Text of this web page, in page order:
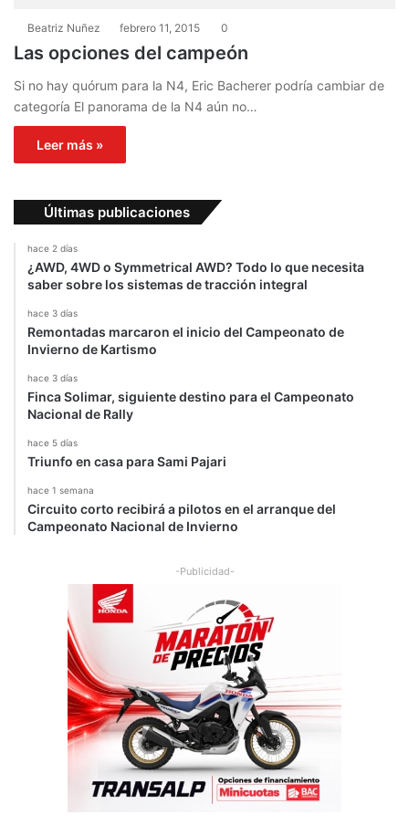
Beatriz Nuñez febrero 11, 2015 0
Las opciones del campeón
Si no hay quórum para la N4, Eric Bacherer podría cambiar de
categoría El panorama de la N4 aún no…
Leer más »
Últimas publicaciones
hace 2 días
¿AWD, 4WD o Symmetrical AWD? Todo lo que necesita
saber sobre los sistemas de tracción integral
hace 3 días
Remontadas marcaron el inicio del Campeonato de
Invierno de Kartismo
hace 3 días
Finca Solimar, siguiente destino para el Campeonato
Nacional de Rally
hace 5 días
Triunfo en casa para Sami Pajari
hace 1 semana
Circuito corto recibirá a pilotos en el arranque del
Campeonato Nacional de Invierno
-Publicidad-